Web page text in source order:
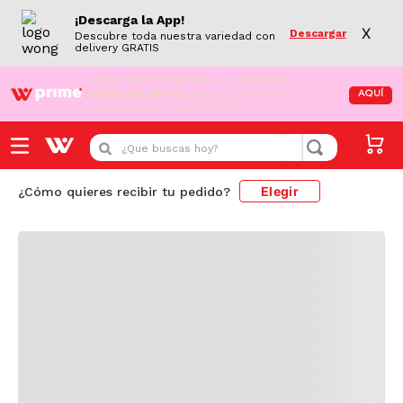
¡Descarga la App!
Descubre toda nuestra variedad con
delivery GRATIS
Descargar X
¡Aún no eres Wong Prime! Aprovecha el
DESPACHO GRATIS en tus compras de
supermercado desde S/79.90
AQUÍ
¿Que buscas hoy?
¿Cómo quieres recibir tu pedido? Elegir
Cargando comentarios...